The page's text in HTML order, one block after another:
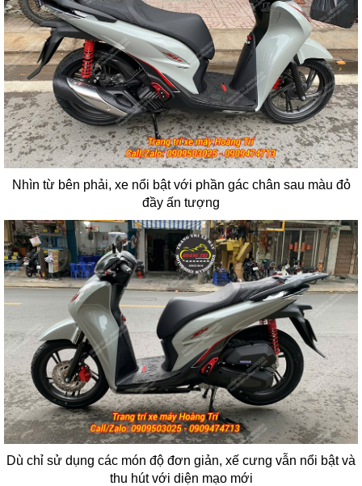
Nhìn từ bên phải, xe nổi bật với phần gác chân sau màu đỏ
đầy ấn tượng
Dù chỉ sử dụng các món độ đơn giản, xế cưng vẫn nổi bật và
thu hút với diện mạo mới